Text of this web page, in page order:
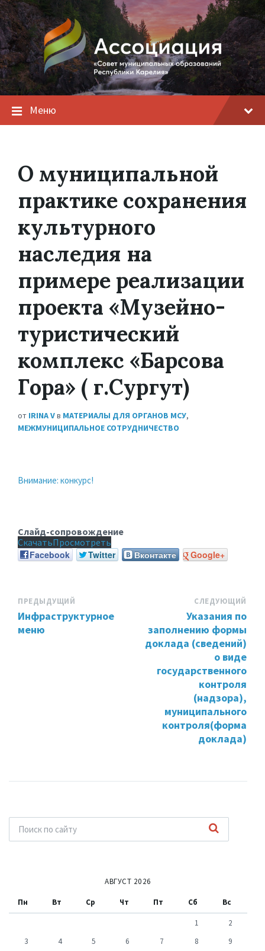
Меню
О муниципальной
практике сохранения
культурного
наследия на
примере реализации
проекта «Музейно-
туристический
комплекс «Барсова
Гора» ( г.Сургут)
от IRINA Vв МАТЕРИАЛЫ ДЛЯ ОРГАНОВ МСУ,
МЕЖМУНИЦИПАЛЬНОЕ СОТРУДНИЧЕСТВО
Внимание: конкурс!
Слайд-сопровождение
СкачатьПросмотреть
Facebook
Twitter Вконтакте Google+
ПРЕДЫДУЩИЙ
Инфраструктурное
меню
СЛЕДУЮЩИЙ
Указания по
заполнению формы
доклада (сведений)
о виде
государственного
контроля
(надзора),
муниципального
контроля(форма
доклада)
АВГУСТ 2026
Пн Вт Ср Чт Пт Сб Вс
1
2
3
4 5 6 7 8
9